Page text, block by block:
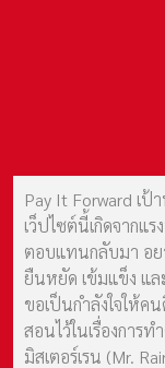
Pay It Forward เป้
เว็ปไซต์นี้เกิดจากแ
ตอบแทนกลับมา อย
ยืนหยัด เข้มแข็ง แล
ขอเป็นกำลังใจให้
สอนไว้ในเรื่องการ
มิสเตอร์เรน (Mr.